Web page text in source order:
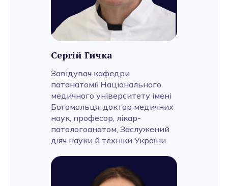
Сергій Гичка
Завідувач кафедри
патанатомії Національного
медичного університету імені
Богомольця, доктор медичних
наук, професор, лікар-
патологоанатом, Заслужений
діяч науки й техніки України.